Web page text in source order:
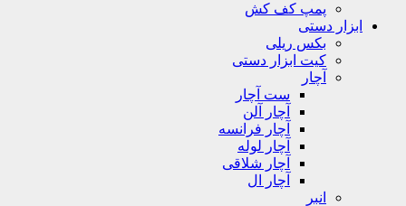
پمپ کف کش
ابزار دستی
بکس ریلی
کیت ابزار دستی
آچار
ست آچار
آچار آلن
آچار فرانسه
آچار لوله
آچار شلاقی
آچار ال
انبر